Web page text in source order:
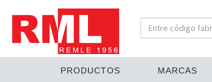
PRODUCTOS MARCAS